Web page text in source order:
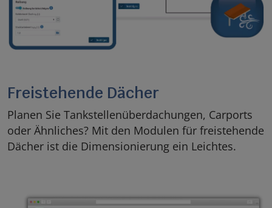
Freistehende Dächer
Planen Sie Tankstellenüberdachungen, Carports
oder Ähnliches? Mit den Modulen für freistehende
Dächer ist die Dimensionierung ein Leichtes.